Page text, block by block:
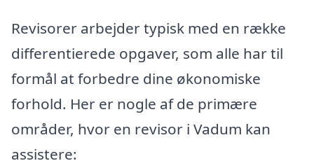
Revisorer arbejder typisk med en række
differentierede opgaver, som alle har til
formål at forbedre dine økonomiske
forhold. Her er nogle af de primære
områder, hvor en revisor i Vadum kan
assistere: